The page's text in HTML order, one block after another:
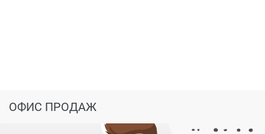
ОФИС ПРОДАЖ